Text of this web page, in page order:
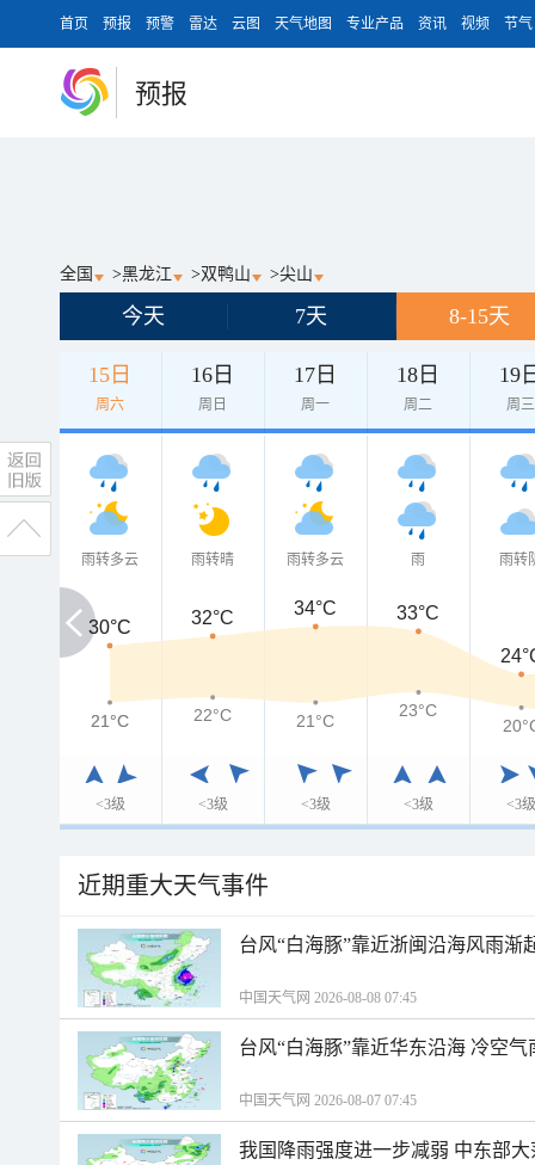
首页 预报 预警 雷达 云图 天气地图 专业产品 资讯 视频 节气
预报
全国 >黑龙江 >双鸭山 >尖山
今天 7天 8-15天
15日
周六
16日
周日
17日
周一
18日
周二
19
周三
雨转多云
<3级
雨转晴
<3级
雨转多云
<3级
雨
<3级
雨转
<3级
30°C
30°C 32°C 34°C 33°C
21°C
21°C 22°C 21°C
23°C
近期重大天气事件
台风“白海豚”靠近浙闽沿海风雨渐
中国天气网 2026-08-08 07:45
台风“白海豚”靠近华东沿海 冷空
中国天气网 2026-08-07 07:45
我国降雨强度进一步减弱 中东部